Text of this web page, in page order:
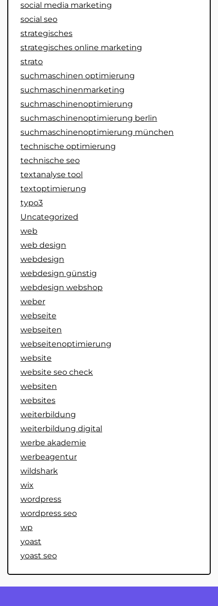
social media marketing
social seo
strategisches
strategisches online marketing
strato
suchmaschinen optimierung
suchmaschinenmarketing
suchmaschinenoptimierung
suchmaschinenoptimierung berlin
suchmaschinenoptimierung münchen
technische optimierung
technische seo
textanalyse tool
textoptimierung
typo3
Uncategorized
web
web design
webdesign
webdesign günstig
webdesign webshop
weber
webseite
webseiten
webseitenoptimierung
website
website seo check
websiten
websites
weiterbildung
weiterbildung digital
werbe akademie
werbeagentur
wildshark
wix
wordpress
wordpress seo
wp
yoast
yoast seo